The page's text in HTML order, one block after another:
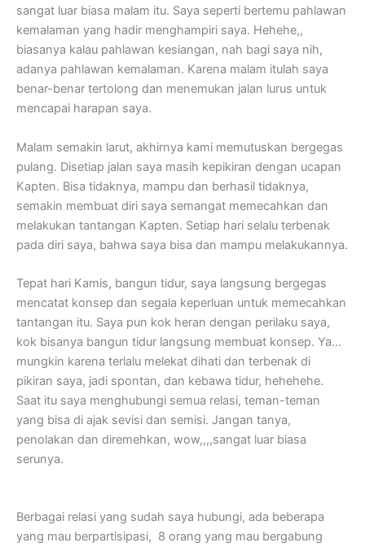
sangat luar biasa malam itu. Saya seperti bertemu pahlawan
kemalaman yang hadir menghampiri saya. Hehehe,,
biasanya kalau pahlawan kesiangan, nah bagi saya nih,
adanya pahlawan kemalaman. Karena malam itulah saya
benar-benar tertolong dan menemukan jalan lurus untuk
mencapai harapan saya.
Malam semakin larut, akhirnya kami memutuskan bergegas
pulang. Disetiap jalan saya masih kepikiran dengan ucapan
Kapten. Bisa tidaknya, mampu dan berhasil tidaknya,
semakin membuat diri saya semangat memecahkan dan
melakukan tantangan Kapten. Setiap hari selalu terbenak
pada diri saya, bahwa saya bisa dan mampu melakukannya.
Tepat hari Kamis, bangun tidur, saya langsung bergegas
mencatat konsep dan segala keperluan untuk memecahkan
tantangan itu. Saya pun kok heran dengan perilaku saya,
kok bisanya bangun tidur langsung membuat konsep. Ya…
mungkin karena terlalu melekat dihati dan terbenak di
pikiran saya, jadi spontan, dan kebawa tidur, hehehehe.
Saat itu saya menghubungi semua relasi, teman-teman
yang bisa di ajak sevisi dan semisi. Jangan tanya,
penolakan dan diremehkan, wow,,,,sangat luar biasa
serunya.
Berbagai relasi yang sudah saya hubungi, ada beberapa
yang mau berpartisipasi, 8 orang yang mau bergabung